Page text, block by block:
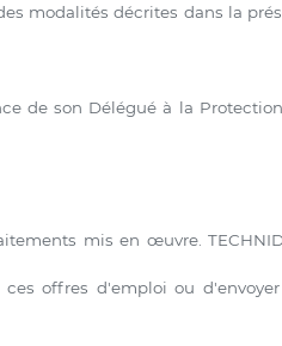
modalités décrites dans la
de son Délégué à la
mis en œuvre.
offres d'emploi ou